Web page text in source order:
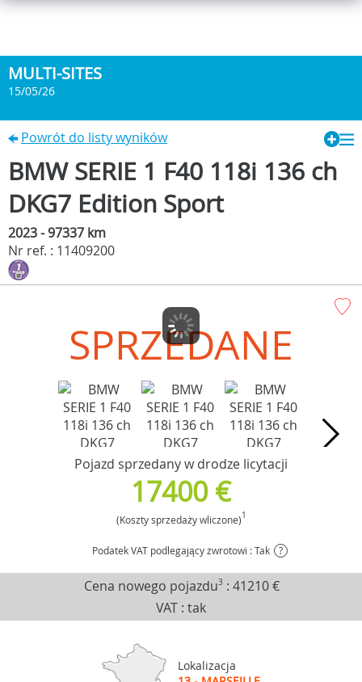
MULTI-SITES
15/05/26
Powrót do listy wyników
BMW SERIE 1 F40 118i 136 ch
DKG7 Edition Sport
2023 - 97337 km
Nr ref. : 11409200
SPRZEDANE
Pojazd sprzedany w drodze licytacji
17400 €
(Koszty sprzedaży wliczone)1
Podatek VAT podlegający zwrotowi : Tak ?
Cena nowego pojazdu3 :41210 €
VAT : tak
Lokalizacja